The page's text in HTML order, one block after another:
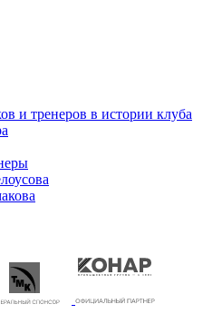
и тренеров в истории клуба